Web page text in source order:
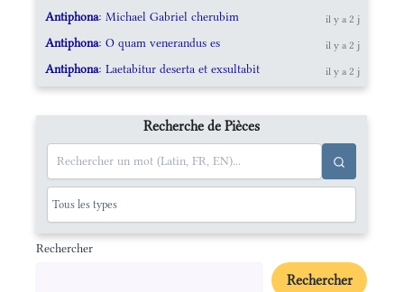
Antiphona: Michael Gabriel cherubim il y a 2 j
Antiphona: O quam venerandus es il y a 2 j
Antiphona: Laetabitur deserta et exsultabit il y a 2 j
Recherche de Pièces
Rechercher
Rechercher